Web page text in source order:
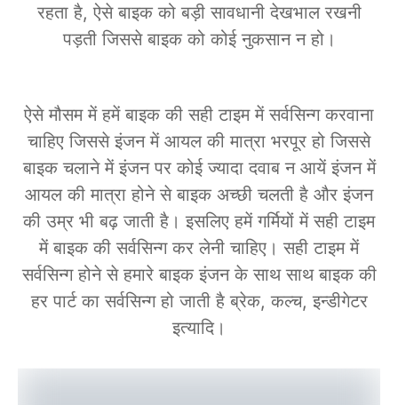
रहता है, ऐसे बाइक को बड़ी सावधानी देखभाल रखनी
पड़ती जिससे बाइक को कोई नुकसान न हो।
ऐसे मौसम में हमें बाइक की सही टाइम में सर्वसिन्ग करवाना
चाहिए जिससे इंजन में आयल की मात्रा भरपूर हो जिससे
बाइक चलाने में इंजन पर कोई ज्यादा दवाब न आयें इंजन में
आयल की मात्रा होने से बाइक अच्छी चलती है और इंजन
की उम्र भी बढ़ जाती है। इसलिए हमें गर्मियों में सही टाइम
में बाइक की सर्वसिन्ग कर लेनी चाहिए। सही टाइम में
सर्वसिन्ग होने से हमारे बाइक इंजन के साथ साथ बाइक की
हर पार्ट का सर्वसिन्ग हो जाती है ब्रेक, कल्च, इन्डीगेटर
इत्यादि।